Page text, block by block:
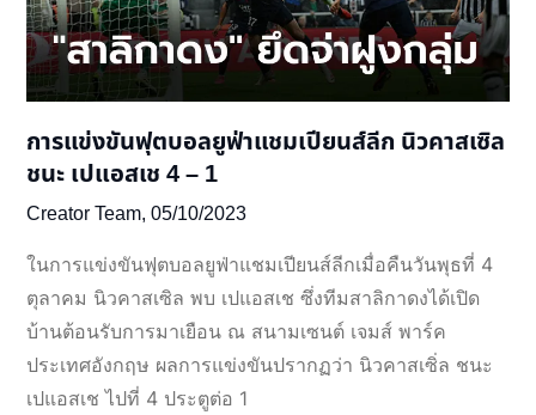
การแข่งขันฟุตบอลยูฟ่าแชมเปียนส์ลีก นิวคาสเซิล
ชนะ เปแอสเช 4 – 1
Creator Team,05/10/2023
ในการแข่งขันฟุตบอลยูฟ่าแชมเปียนส์ลีกเมื่อคืนวันพุธที่ 4
ตุลาคม นิวคาสเซิล พบ เปแอสเช ซึ่งทีมสาลิกาดงได้เปิด
บ้านต้อนรับการมาเยือน ณ สนามเซนต์ เจมส์ พาร์ค
ประเทศอังกฤษ ผลการแข่งขันปรากฏว่า นิวคาสเซิ่ล ชนะ
เปแอสเช ไปที่ 4 ประตูต่อ 1